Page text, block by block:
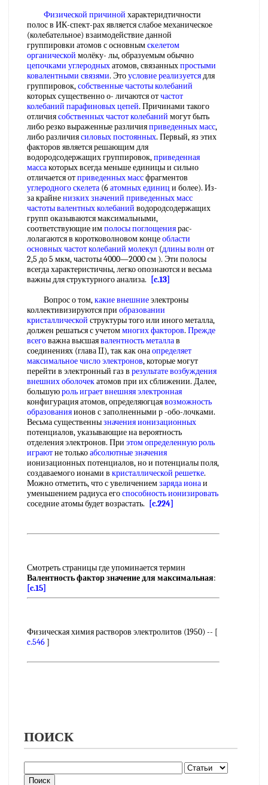
Физической причиной характеридтичности
полос в ИК-спект-рах является слабое механическое
(колебательное) взаимодействие данной
группировки атомов с основнымскелетом
органической молёку- лы, образуемым обычно
цепочками углеродныхатомов, связанныхпростыми
ковалентными связями. Этоусловие реализуетсядля
группировок,собственные частоты колебаний
которых существенно о- личаются отчастот
колебаний парафиновых цепей. Причинами такого
отличиясобственных частот колебаний могут быть
либо резко выраженные различияприведенных масс,
либо различиясиловых постоянных. Первый, яз этих
факторов является решающим для
водородсодержащих группировок,приведенная
массакоторых всегда меньше единицы и сильно
отличается отприведенных массфрагментов
углеродного скелета (6атомных единиц и более). Из-
за крайненизких значений приведенных масс
частоты валентных колебаний водородсодержащих
групп оказываются максимальными,
соответствующие имполосы поглощениярас-
лолагаются в коротковолновом концеобласти
основных частотколебаний молекул (длины волн от
2,5 до 5 мкм, частоты 4000—2000 см ). Эти полосы
всегда характеристичны, легко опознаются и весьма
важны для структурного анализа.
[c.13]
Вопрос о том,какие внешниеэлектроны
коллективизируются при образовании
кристаллической структуры того или иного металла,
должен решаться с учетоммногих факторов. Прежде
всеговажна высшаявалентность металлав
соединениях (глава II), так как онаопределяет
максимальноечисло электронов, которые могут
перейти в электронный газ в результате возбуждения
внешних оболочекатомов при их сближении. Далее,
большуюроль играетвнешняя электронная
конфигурация атомов, определяюгцаявозможность
образованияионов с заполненными р -обо-лочками.
Весьма существеннызначения ионизационных
потенциалов, указывающие на вероятность
отделения электронов. При этом определеннуюроль
играютне толькоабсолютные значения
ионизационных потенциалов, но и потенциалы поля,
создаваемого ионами в кристаллической решетке.
Можно отметить, что с увеличениемзаряда ионаи
уменьшением радиуса егоспособность ионизировать
соседние атомы будет возрастать.
[c.224]
Смотреть страницы где упоминается термин
Валентность фактор значение для максимальная:
[c.15]
Физическая химия растворов электролитов (1950) -- [
c.546]
ПОИСК